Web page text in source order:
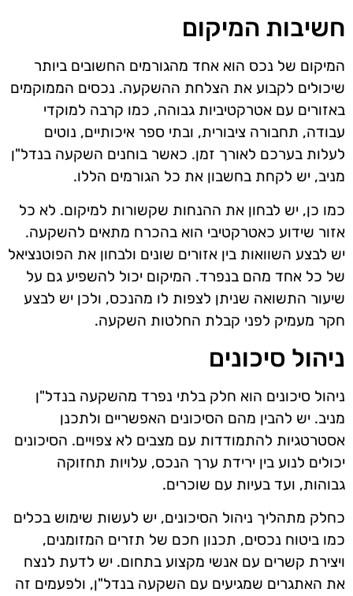
חשיבות המיקום
המיקום של נכס הוא אחד מהגורמים החשובים ביותר
שיכולים לקבוע את הצלחת ההשקעה. נכסים הממוקמים
באזורים עם אטרקטיביות גבוהה, כמו קרבה למוקדי
עבודה, תחבורה ציבורית, ובתי ספר איכותיים, נוטים
לעלות בערכם לאורך זמן. כאשר בוחנים השקעה בנדל"ן
מניב, יש לקחת בחשבון את כל הגורמים הללו.
כמו כן, יש לבחון את ההנחות שקשורות למיקום. לא כל
אזור שידוע כאטרקטיבי הוא בהכרח מתאים להשקעה.
יש לבצע השוואות בין אזורים שונים ולבחון את הפוטנציאל
של כל אחד מהם בנפרד. המיקום יכול להשפיע גם על
שיעור התשואה שניתן לצפות לו מהנכס, ולכן יש לבצע
חקר מעמיק לפני קבלת החלטות השקעה.
ניהול סיכונים
ניהול סיכונים הוא חלק בלתי נפרד מהשקעה בנדל"ן
מניב. יש להבין מהם הסיכונים האפשריים ולתכנן
אסטרטגיות להתמודדות עם מצבים לא צפויים. הסיכונים
יכולים לנוע בין ירידת ערך הנכס, עלויות תחזוקה
גבוהות, ועד בעיות עם שוכרים.
כחלק מתהליך ניהול הסיכונים, יש לעשות שימוש בכלים
כמו ביטוח נכסים, תכנון חכם של תזרים המזומנים,
ויצירת קשרים עם אנשי מקצוע בתחום. יש לדעת לנצח
את האתגרים שמגיעים עם השקעה בנדל"ן, ולפעמים זה